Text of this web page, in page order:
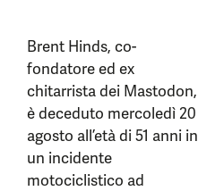
Brent Hinds, co-
fondatore ed ex
chitarrista dei Mastodon,
è deceduto mercoledì 20
agosto all’età di 51 anni in
un incidente
motociclistico ad